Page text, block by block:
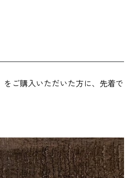
をご購入いただいた方に、先着で